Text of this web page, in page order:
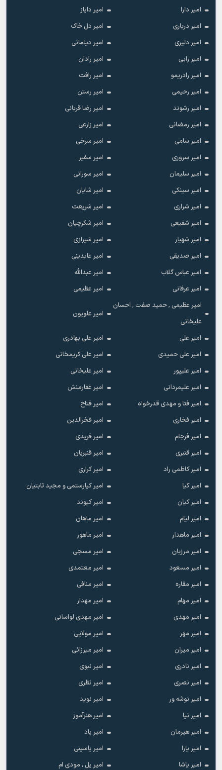
امیر دارا
امیر دایاز
امیر درباری
امیر دل خاک
امیر دلیری
امیر دیلمانی
امیر رابی
امیر رادان
امیر رادریمو
امیر رافت
امیر رحیمی
امیر رستن
امیر رشوند
امیر رضا قربانی
امیر رمضانی
امیر زارعی
امیر سامی
امیر سرخی
امیر سروری
امیر سفیر
امیر سلیمان
امیر سورانی
امیر سینکی
امیر شایان
امیر شراری
امیر شریعت
امیر شفیعی
امیر شکرچیان
امیر شهیار
امیر شیرازی
امیر صدیقی
امیر عابدینی
امیر عباس گلاب
امیر عبدالله
امیر عرفانی
امیر عظیمی
امیر عظیمی , حمید صفت , احسان
علیخانی
امیر علویون
امیر علی
امیر علی بهادری
امیر علی حمیدی
امیر علی کریمخانی
امیر علیپور
امیر علیخانی
امیر علیمردانی
امیر غفارمنش
امیر فتا و مهدی قدرخواه
امیر فتاح
امیر فخاری
امیر فخرالدین
امیر فرجام
امیر فریدی
امیر قنبری
امیر قنبریان
امیر کاظمی راد
امیر کراری
امیر کیا
امیر کیارستمی و مجید ثابتیان
امیر کیان
امیر کیوند
امیر لیام
امیر ماهان
امیر ماهدار
امیر ماهور
امیر مرزبان
امیر مسچی
امیر مسعود
امیر معتمدی
امیر مقاره
امیر منافی
امیر مهام
امیر مهدار
امیر مهدی
امیر مهدی لواسانی
امیر مهر
امیر مولایی
امیر میران
امیر میرزائی
امیر نادری
امیر نبوی
امیر نصری
امیر نظری
امیر نوشه ور
امیر نوید
امیر نیا
امیر هنرآموز
امیر هیرمان
امیر یاد
امیر یارا
امیر یاسینی
امیر یاشا
امیر یل , مودی ام